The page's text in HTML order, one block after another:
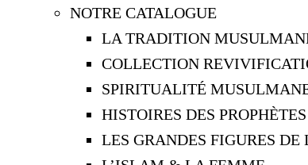
NOTRE CATALOGUE
LA TRADITION
COLLECTION
SPIRITUALITÉ
HISTOIRES DES
LES GRANDES FIGURES DE